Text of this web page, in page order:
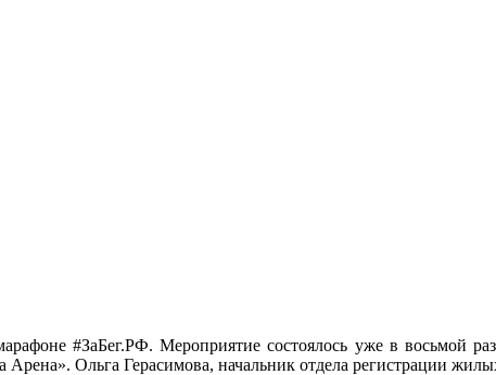
#ЗаБег.РФ. Мероприятие состоялось уже в восьмой
Арена». Ольга Герасимова, начальник отдела регистрации